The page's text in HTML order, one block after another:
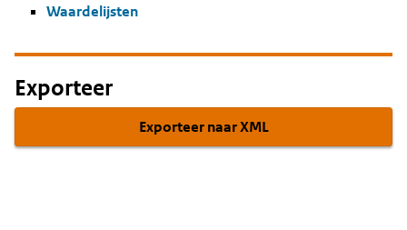
Waardelijsten
Exporteer
Exporteer naar XML